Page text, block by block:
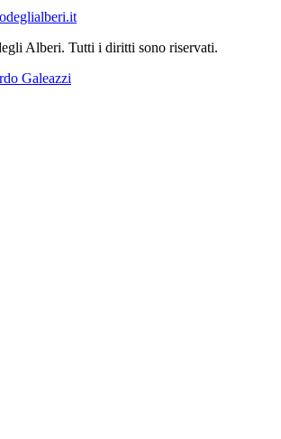
Alberi. Tutti i diritti sono riservati.
Galeazzi